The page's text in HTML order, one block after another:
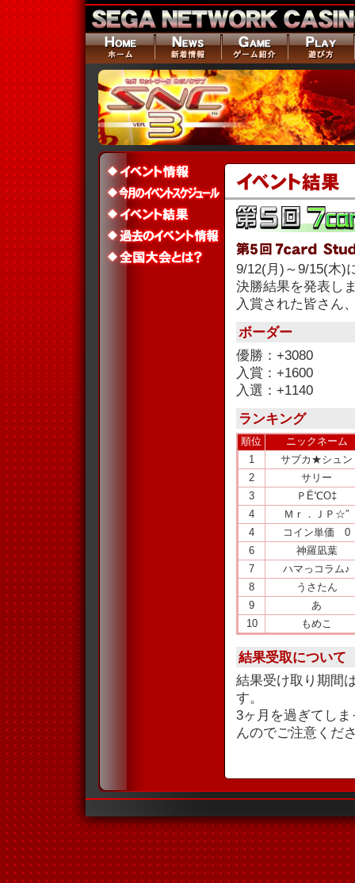
9/12(月)～9/15(木)
決勝結果を発表し
入賞された皆さん
ボーダー
優勝：+3080
入賞：+1600
入選：+1140
ランキング
順位
ニックネーム
1
サブカ★シュン
2
サリー
3
ＰЁ℃Ο‡
4
Ｍｒ．ＪＰ☆″
4
コイン単価 0
6
神羅凪葉
7
ハマっコラム♪
8
うさたん
9
あ
10
もめこ
結果受取について
結果受け取り期間
す。
3ヶ月を過ぎてし
んのでご注意くだ